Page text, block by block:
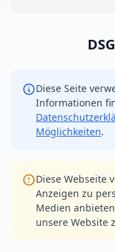
Diese Seite
Informationen
Möglichkeiten.
Diese Webseite
Anzeigen zu
Medien
unsere Website